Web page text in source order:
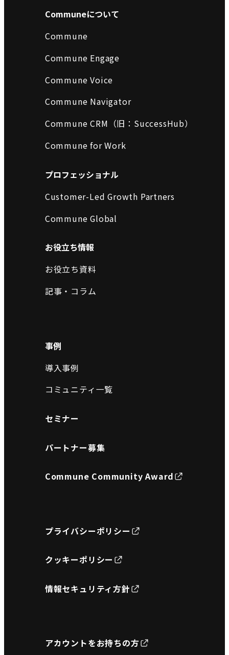
Communeについて
Commune
Commune Engage
Commune Voice
Commune Navigator
Commune CRM（旧：SuccessHub）
Commune for Work
プロフェッショナル
Customer-Led Growth Partners
Commune Global
お役立ち情報
お役立ち資料
記事・コラム
事例
導入事例
コミュニティ一覧
セミナー
パートナー募集
Commune Community Award
プライバシーポリシー
クッキーポリシー
情報セキュリティ方針
アカウントをお持ちの方